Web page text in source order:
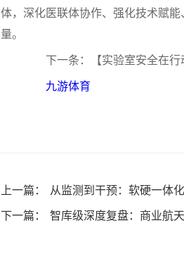
体，深化医联体协作、强化技术赋
量。
下一条：【实验室安全在行动
九游体育
上一篇：
从监测到干预：软硬一体
下一篇：
智库级深度复盘：商业航